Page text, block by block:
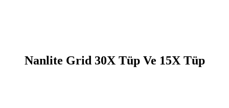
Nanlite Grid 30X Tüp Ve 15X Tüp